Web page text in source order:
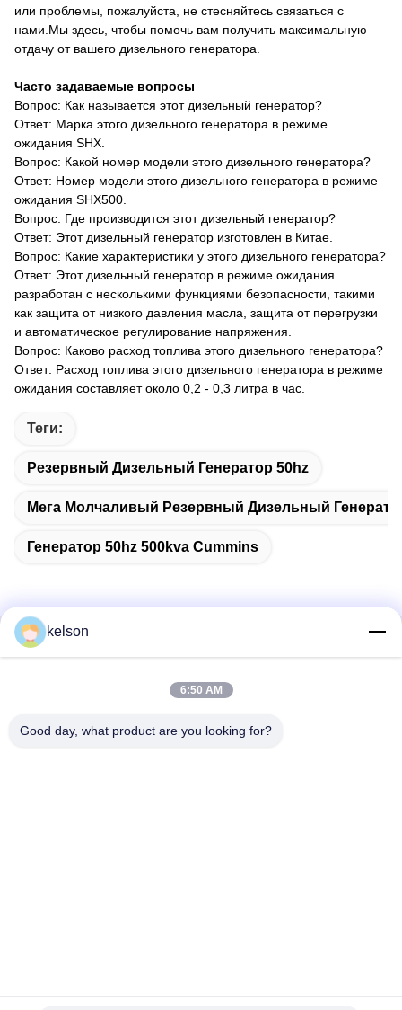
или проблемы, пожалуйста, не стесняйтесь связаться с
нами.Мы здесь, чтобы помочь вам получить максимальную
отдачу от вашего дизельного генератора.
Часто задаваемые вопросы
Вопрос: Как называется этот дизельный генератор?
Ответ: Марка этого дизельного генератора в режиме
ожидания SHX.
Вопрос: Какой номер модели этого дизельного генератора?
Ответ: Номер модели этого дизельного генератора в режиме
ожидания SHX500.
Вопрос: Где производится этот дизельный генератор?
Ответ: Этот дизельный генератор изготовлен в Китае.
Вопрос: Какие характеристики у этого дизельного генератора?
Ответ: Этот дизельный генератор в режиме ожидания
разработан с несколькими функциями безопасности, такими
как защита от низкого давления масла, защита от перегрузки
и автоматическое регулирование напряжения.
Вопрос: Каково расход топлива этого дизельного генератора?
Ответ: Расход топлива этого дизельного генератора в режиме
ожидания составляет около 0,2 - 0,3 литра в час.
Теги:
Резервный Дизельный Генератор 50hz
Мега Молчаливый Резервный Дизельный
Генератор 50hz 500kva Cummins
Быстрый контакт
Но. 1, дорога Xinglong 2-ая, индустриальная зона
kelson
6:50 AM
Good day, what product are you looking for?